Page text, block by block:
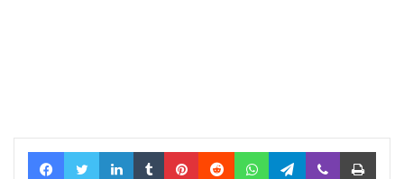
FacebookTwitterLinkedInTumblrPinterestRedditWhatsAppTelegramViber Print